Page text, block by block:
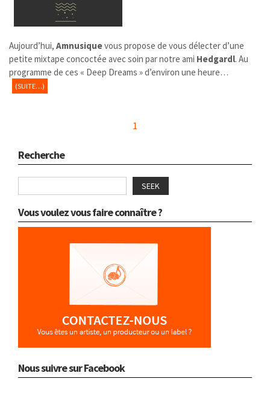
Aujourd’hui, Amnusique​ vous propose de vous délecter d’une
petite mixtape concoctée avec soin par notre ami Hedgardl. Au
programme de ces « Deep Dreams » d’environ une heure…
(SUITE…)
1
Recherche
SEEK
Vous voulez vous faire connaître ?
Nous suivre sur Facebook